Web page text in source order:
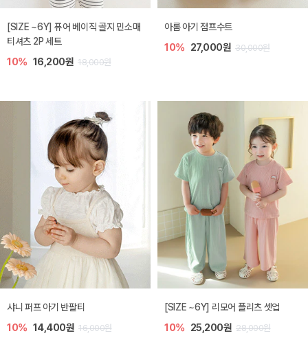
[SIZE ~6Y] 퓨어 베이직 골지 민소매
티셔츠 2P 세트
10% 16,200원 18,000원
아롬 아기 점프수트
10% 27,000원 30,000원
샤니 퍼프 아기 반팔티
10% 14,400원 16,000원
[SIZE ~6Y] 리모어 플리츠 셋업
10% 25,200원 28,000원